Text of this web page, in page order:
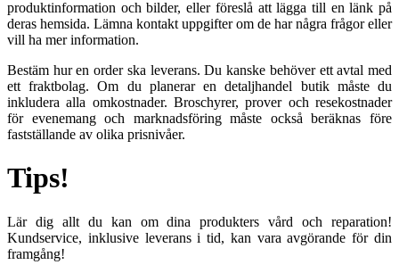
produktinformation och bilder, eller föreslå att lägga till en länk på
deras hemsida. Lämna kontakt uppgifter om de har några frågor eller
vill ha mer information.
Bestäm hur en order ska leverans. Du kanske behöver ett avtal med
ett fraktbolag. Om du planerar en detaljhandel butik måste du
inkludera alla omkostnader. Broschyrer, prover och resekostnader
för evenemang och marknadsföring måste också beräknas före
fastställande av olika prisnivåer.
Tips!
Lär dig allt du kan om dina produkters vård och reparation!
Kundservice, inklusive leverans i tid, kan vara avgörande för din
framgång!